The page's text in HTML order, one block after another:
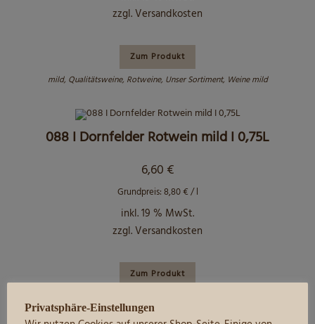
zzgl.Versandkosten
Zum Produkt
mild, Qualitätsweine, Rotweine, Unser Sortiment, Weine mild
088 I Dornfelder Rotwein mild I 0,75L
6,60 €
Grundpreis:8,80€/l
inkl. 19 % MwSt.
zzgl.Versandkosten
Zum Produkt
Privatsphäre-Einstellungen